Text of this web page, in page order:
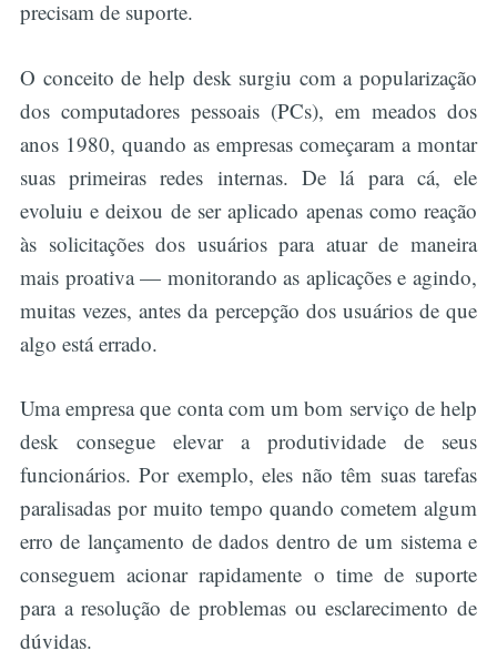
precisam de suporte.
O conceito de help desk surgiu com a popularização
dos computadores pessoais (PCs), em meados dos
anos 1980, quando as empresas começaram a montar
suas primeiras redes internas. De lá para cá, ele
evoluiu e deixou de ser aplicado apenas como reação
às solicitações dos usuários para atuar de maneira
mais proativa — monitorando as aplicações e agindo,
muitas vezes, antes da percepção dos usuários de que
algo está errado.
Uma empresa que conta com um bom serviço de help
desk consegue elevar a produtividade de seus
funcionários. Por exemplo, eles não têm suas tarefas
paralisadas por muito tempo quando cometem algum
erro de lançamento de dados dentro de um sistema e
conseguem acionar rapidamente o time de suporte
para a resolução de problemas ou esclarecimento de
dúvidas.